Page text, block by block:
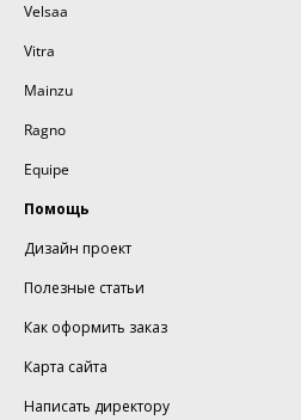
Velsaa
Vitra
Mainzu
Ragno
Equipe
Помощь
Дизайн проект
Полезные статьи
Как оформить заказ
Карта сайта
Написать директору